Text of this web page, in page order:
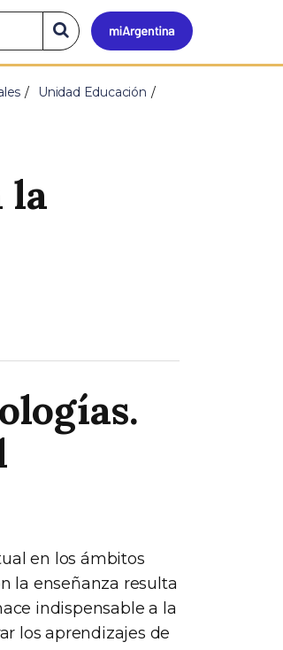
Mi
Buscar
en
el
sitio
Unidad Educación
la
en los ámbitos
la enseñanza resulta
indispensable a la
los aprendizajes de